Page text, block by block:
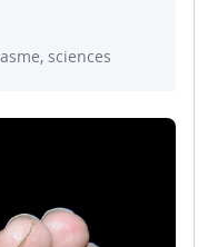
sciences